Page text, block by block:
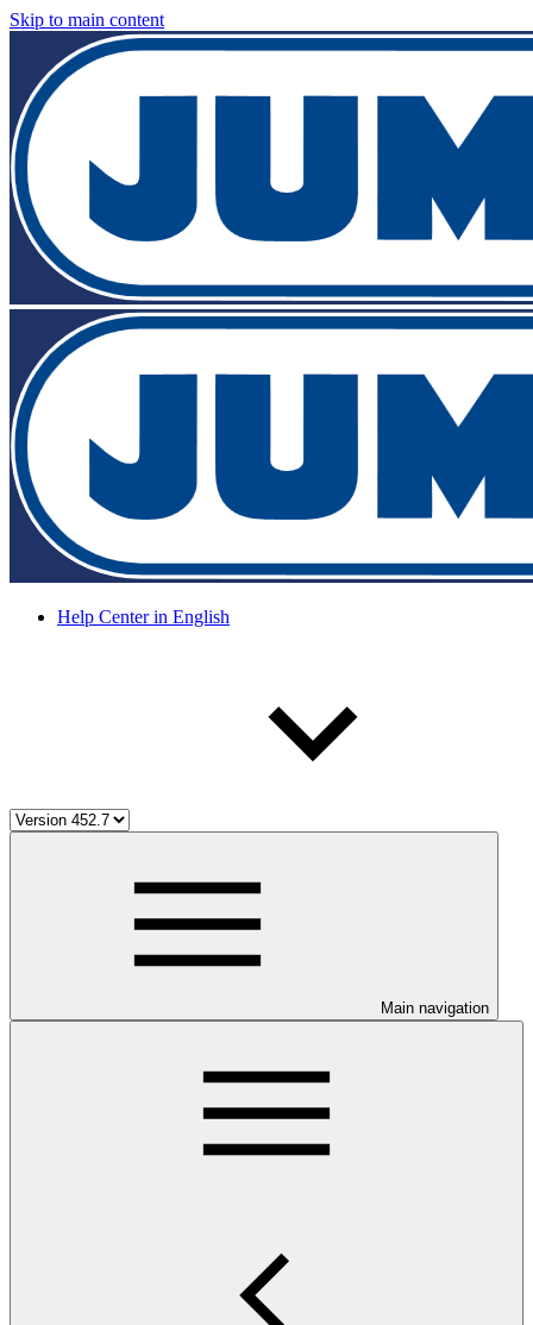
Skip to main content
Help Center in English
Main navigation